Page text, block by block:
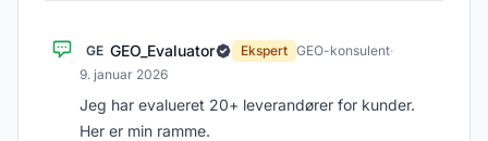
GE GEO_Evaluator Ekspert GEO-konsulent·
9. januar 2026
Jeg har evalueret 20+ leverandører for kunder.
Her er min ramme.